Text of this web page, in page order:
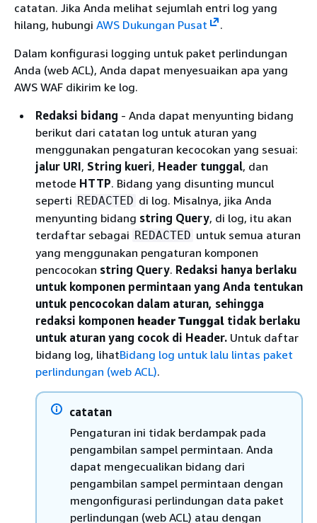
catatan. Jika Anda melihat sejumlah entri log yang
hilang, hubungi AWS Dukungan Pusat
.
Dalam konfigurasi logging untuk paket perlindungan
Anda (web ACL), Anda dapat menyesuaikan apa yang
AWS WAF dikirim ke log.
Redaksi bidang - Anda dapat menyunting bidang
berikut dari catatan log untuk aturan yang
menggunakan pengaturan kecocokan yang sesuai:
jalur URI, String kueri, Header tunggal, dan
metode HTTP. Bidang yang disunting muncul
seperti REDACTED di log. Misalnya, jika Anda
menyunting bidang string Query, di log, itu akan
terdaftar sebagai REDACTED untuk semua aturan
yang menggunakan pengaturan komponen
pencocokan string Query. Redaksi hanya berlaku
untuk komponen permintaan yang Anda tentukan
untuk pencocokan dalam aturan, sehingga
redaksi komponen header Tunggal tidak berlaku
untuk aturan yang cocok di Header. Untuk daftar
bidang log, lihatBidang log untuk lalu lintas paket
perlindungan (web ACL).
catatan
Pengaturan ini tidak berdampak pada
pengambilan sampel permintaan. Anda
dapat mengecualikan bidang dari
pengambilan sampel permintaan dengan
mengonfigurasi perlindungan data paket
perlindungan (web ACL) atau dengan